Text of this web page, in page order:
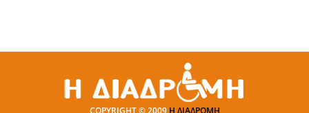
COPYRIGHT © 2009 Η ΔΙΑΔΡΟΜΗ